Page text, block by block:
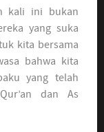
kali ini bukan
yang suka
kita bersama
bahwa kita
yang telah
dan As